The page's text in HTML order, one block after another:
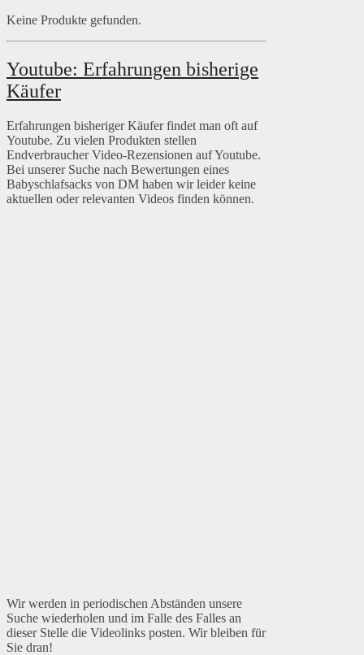
Keine Produkte gefunden.
Youtube: Erfahrungen bisherige
Käufer
Erfahrungen bisheriger Käufer findet man oft auf
Youtube. Zu vielen Produkten stellen
Endverbraucher Video-Rezensionen auf Youtube.
Bei unserer Suche nach Bewertungen eines
Babyschlafsacks von DM haben wir leider keine
aktuellen oder relevanten Videos finden können.
Wir werden in periodischen Abständen unsere
Suche wiederholen und im Falle des Falles an
dieser Stelle die Videolinks posten. Wir bleiben für
Sie dran!